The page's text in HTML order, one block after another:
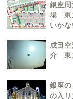
銀座
場 東
いか
成田
介 東
銀座
の入